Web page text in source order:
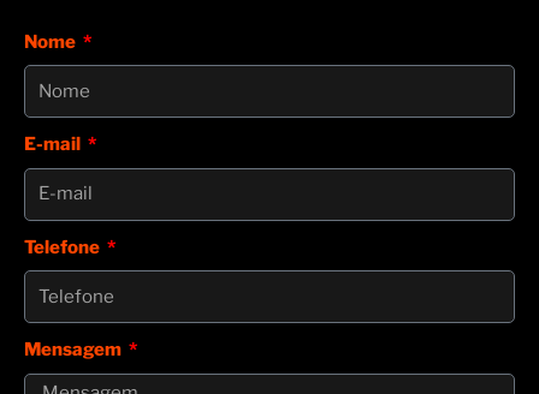
Nome
E-mail
Telefone
Mensagem